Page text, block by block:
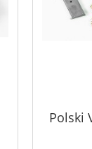
Polski